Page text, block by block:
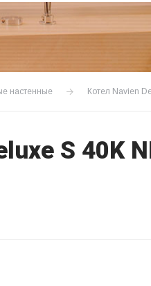
настенные Котел Navien
S 40K